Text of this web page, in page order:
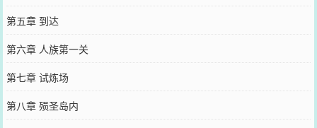
第五章 到达
第六章 人族第一关
第七章 试炼场
第八章 殒圣岛内